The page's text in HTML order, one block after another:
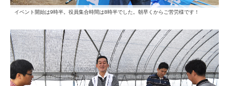
イベント開始は9時半。役員集合時間は8時半でした。朝早くからご苦労様です！